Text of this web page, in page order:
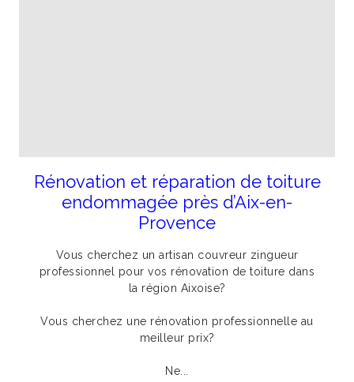
Rénovation et réparation de toiture
endommagée près d’Aix-en-
Provence
Vous cherchez un artisan couvreur zingueur
professionnel pour vos rénovation de toiture dans
la région Aixoise?
Vous cherchez une rénovation professionnelle au
meilleur prix?
Ne...